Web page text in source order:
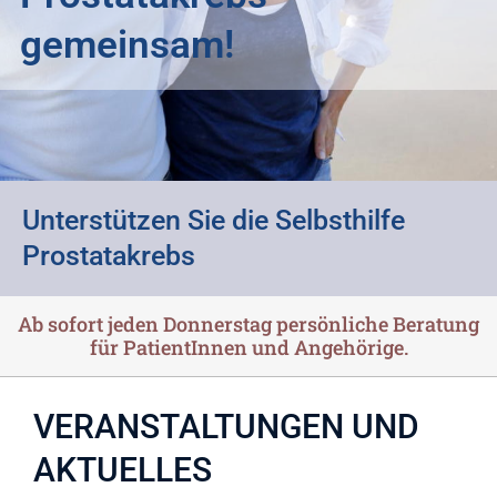
gemeinsam!
Unterstützen Sie die Selbsthilfe
Prostatakrebs
Ab sofort jeden Donnerstag persönliche Beratung
für PatientInnen und Angehörige.
VERANSTALTUNGEN UND
AKTUELLES